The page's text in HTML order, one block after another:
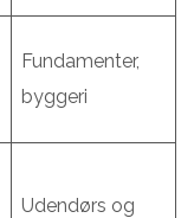
Fundamenter,
byggeri
Udendørs og